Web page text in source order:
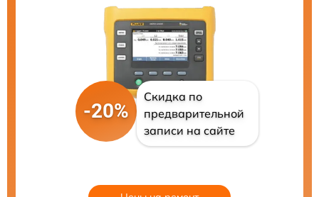
-20%
Скидка по
предварительной
записи на сайте